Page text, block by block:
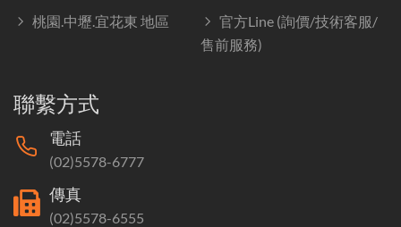
桃園.中壢.宜花東 地區
官方Line (詢價/技術客服/
售前服務)
聯繫方式
電話
(02)5578-6777
傳真
(02)5578-6555